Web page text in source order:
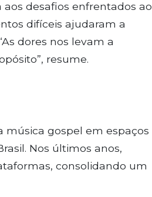
desafios enfrentados ao
difíceis ajudaram a
dores nos levam a
resume.
música gospel em espaços
Nos últimos anos,
consolidando um